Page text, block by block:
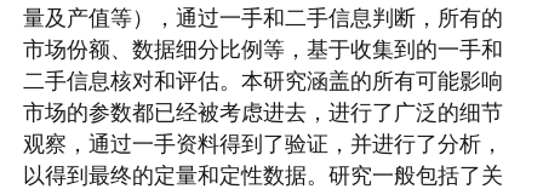
量及产值等），通过一手和二手信息判断，所有的
市场份额、数据细分比例等，基于收集到的一手和
二手信息核对和评估。本研究涵盖的所有可能影响
市场的参数都已经被考虑进去，进行了广泛的细节
观察，通过一手资料得到了验证，并进行了分析，
以得到最终的定量和定性数据。研究一般包括了关